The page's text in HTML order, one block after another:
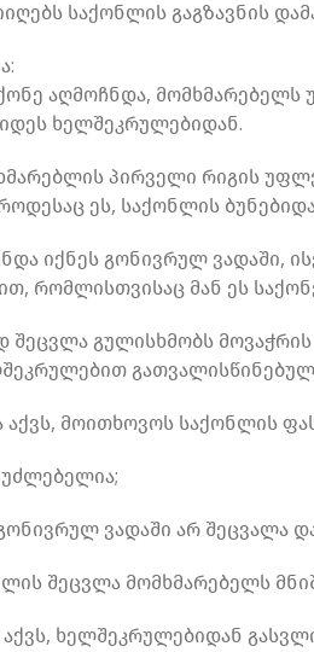
საქონლის გაგზავნის
აღმოჩნდა,
ხელშეკრულებიდან.
პირველი რიგის
ეს, საქონლის
იქნეს გონივრულ ვადაში,
რომლისთვისაც მან ეს
გულისხმობს მოვაჭრის
მოითხოვოს საქონლის
ვადაში არ შეცვალა
შეცვლა მომხმარებელს
ხელშეკრულებიდან